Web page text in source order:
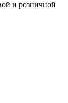
и розничной